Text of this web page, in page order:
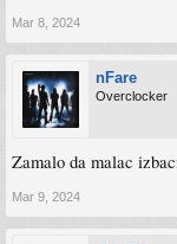
Mar 8, 2024
nFare
Overclocker
Zamalo da malac
Mar 9, 2024